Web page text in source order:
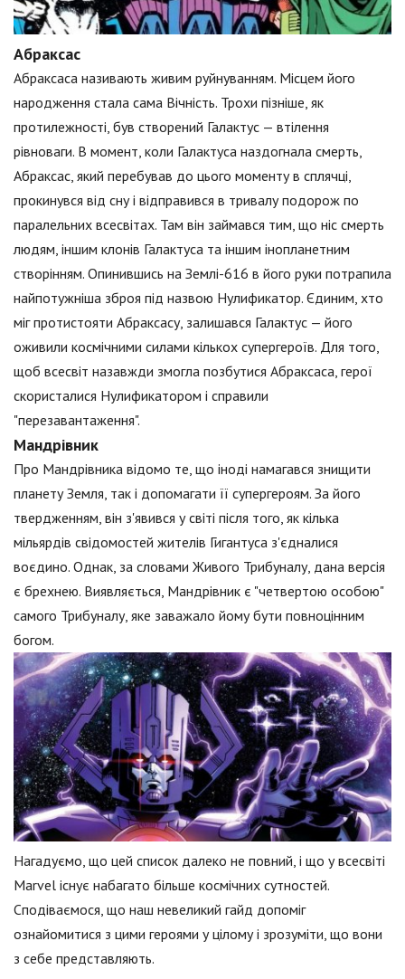
Абраксас
Абраксаса називають живим руйнуванням. Місцем його
народження стала сама Вічність. Трохи пізніше, як
протилежності, був створений Галактус — втілення
рівноваги. В момент, коли Галактуса наздогнала смерть,
Абраксас, який перебував до цього моменту в сплячці,
прокинувся від сну і відправився в тривалу подорож по
паралельних всесвітах. Там він займався тим, що ніс смерть
людям, іншим клонів Галактуса та іншим інопланетним
створінням. Опинившись на Землі-616 в його руки потрапила
найпотужніша зброя під назвою Нулификатор. Єдиним, хто
міг протистояти Абраксасу, залишався Галактус — його
оживили космічними силами кількох супергероїв. Для того,
щоб всесвіт назавжди змогла позбутися Абраксаса, герої
скористалися Нулификатором і справили
"перезавантаження".
Мандрівник
Про Мандрівника відомо те, що іноді намагався знищити
планету Земля, так і допомагати її супергероям. За його
твердженням, він з'явився у світі після того, як кілька
мільярдів свідомостей жителів Гигантуса з'єдналися
воєдино. Однак, за словами Живого Трибуналу, дана версія
є брехнею. Виявляється, Мандрівник є "четвертою особою"
самого Трибуналу, яке заважало йому бути повноцінним
богом.
Нагадуємо, що цей список далеко не повний, і що у всесвіті
Marvel існує набагато більше космічних сутностей.
Сподіваємося, що наш невеликий гайд допоміг
ознайомитися з цими героями у цілому і зрозуміти, що вони
з себе представляють.